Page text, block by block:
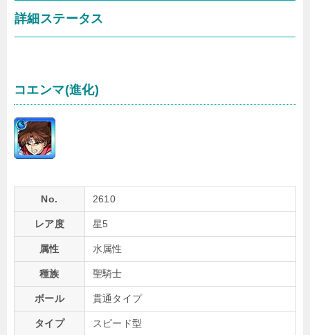
詳細ステータス
コエンマ(進化)
No. 2610
レア度 星5
属性 水属性
種族 聖騎士
ボール 貫通タイプ
タイプ スピード型